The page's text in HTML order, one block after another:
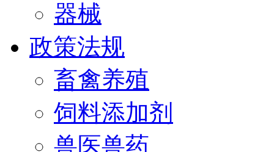
器械
政策法规
畜禽养殖
饲料添加剂
兽医兽药